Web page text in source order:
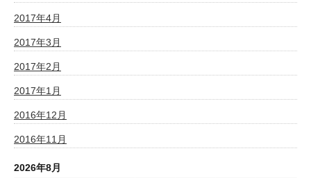
2017年4月
2017年3月
2017年2月
2017年1月
2016年12月
2016年11月
2026年8月